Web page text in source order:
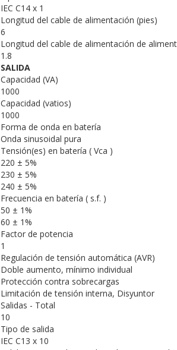
IEC C14 x 1
Longitud del cable de alimentación (pies)
6
Longitud del cable de alimentación de
1.8
SALIDA
Capacidad (VA)
1000
Capacidad (vatios)
1000
Forma de onda en batería
Onda sinusoidal pura
Tensión(es) en batería ( Vca )
220 ± 5%
230 ± 5%
240 ± 5%
Frecuencia en batería ( s.f. )
50 ± 1%
60 ± 1%
Factor de potencia
1
Regulación de tensión automática (AVR)
Doble aumento, mínimo individual
Protección contra sobrecargas
Limitación de tensión interna, Disyuntor
Salidas - Total
10
Tipo de salida
IEC C13 x 10